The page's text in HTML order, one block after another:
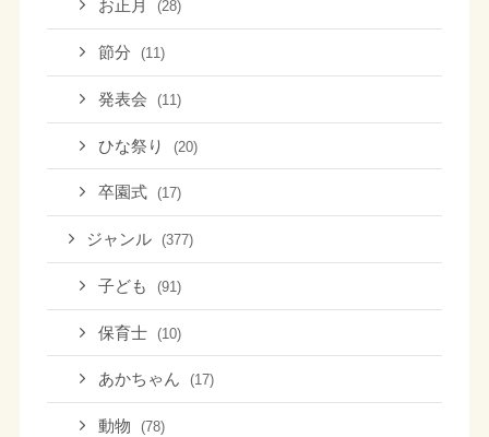
お正月 (28)
節分 (11)
発表会 (11)
ひな祭り (20)
卒園式 (17)
ジャンル (377)
子ども (91)
保育士 (10)
あかちゃん (17)
動物 (78)